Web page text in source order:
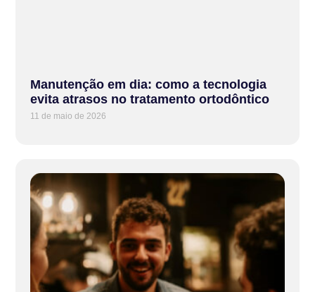
Manutenção em dia: como a tecnologia
evita atrasos no tratamento ortodôntico
11 de maio de 2026